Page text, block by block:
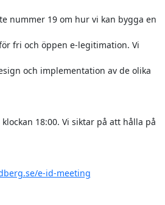
nummer 19 om hur vi kan bygga en
fri och öppen e-legitimation. Vi
och implementation av de olika
18:00. Vi siktar på att hålla på
e-id-meeting